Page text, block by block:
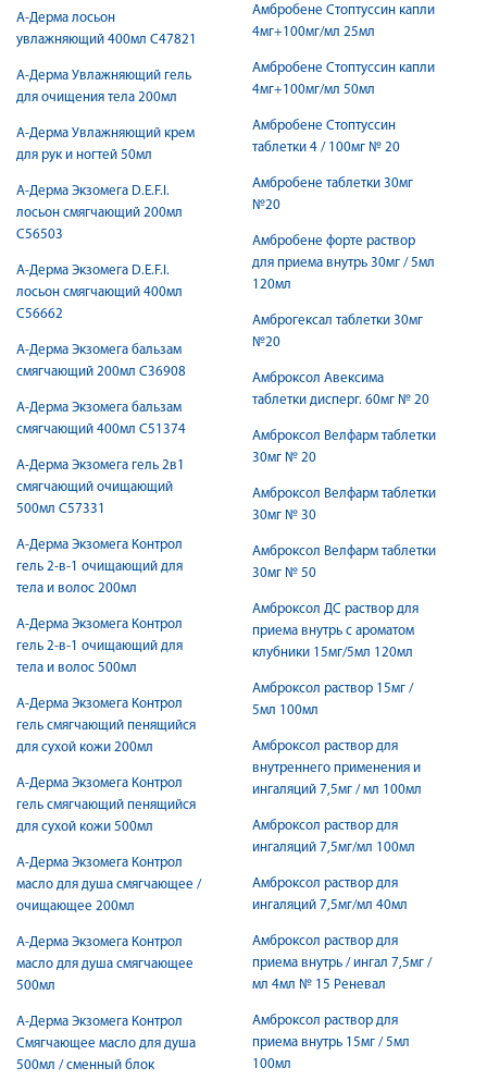
А-Дерма лосьон
увлажняющий 400мл С47821
А-Дерма Увлажняющий гель
для очищения тела 200мл
А-Дерма Увлажняющий крем
для рук и ногтей 50мл
А-Дерма Экзомега D.E.F.I.
лосьон смягчающий 200мл
С56503
А-Дерма Экзомега D.E.F.I.
лосьон смягчающий 400мл
С56662
А-Дерма Экзомега бальзам
смягчающий 200мл C36908
А-Дерма Экзомега бальзам
смягчающий 400мл C51374
А-Дерма Экзомега гель 2в1
смягчающий очищающий
500мл С57331
А-Дерма Экзомега Контрол
гель 2-в-1 очищающий для
тела и волос 200мл
А-Дерма Экзомега Контрол
гель 2-в-1 очищающий для
тела и волос 500мл
А-Дерма Экзомега Контрол
гель смягчающий пенящийся
для сухой кожи 200мл
А-Дерма Экзомега Контрол
гель смягчающий пенящийся
для сухой кожи 500мл
А-Дерма Экзомега Контрол
масло для душа смягчающее /
очищающее 200мл
А-Дерма Экзомега Контрол
масло для душа смягчающее
500мл
А-Дерма Экзомега Контрол
Смягчающее масло для душа
500мл / сменный блок
Амбробене Стоптуссин капли
4мг+100мг/мл 25мл
Амбробене Стоптуссин капли
4мг+100мг/мл 50мл
Амбробене Стоптуссин
таблетки 4 / 100мг № 20
Амбробене таблетки 30мг
№20
Амбробене форте раствор
для приема внутрь 30мг / 5мл
120мл
Амброгексал таблетки 30мг
№20
Амброксол Авексима
таблетки дисперг. 60мг № 20
Амброксол Велфарм таблетки
30мг № 20
Амброксол Велфарм таблетки
30мг № 30
Амброксол Велфарм таблетки
30мг № 50
Амброксол ДС раствор для
приема внутрь с ароматом
клубники 15мг/5мл 120мл
Амброксол раствор 15мг /
5мл 100мл
Амброксол раствор для
внутреннего применения и
ингаляций 7,5мг / мл 100мл
Амброксол раствор для
ингаляций 7,5мг/мл 100мл
Амброксол раствор для
ингаляций 7,5мг/мл 40мл
Амброксол раствор для
приема внутрь / ингал 7,5мг /
мл 4мл № 15 Реневал
Амброксол раствор для
приема внутрь 15мг / 5мл
100мл